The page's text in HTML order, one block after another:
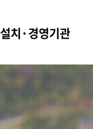
설치·경영기관